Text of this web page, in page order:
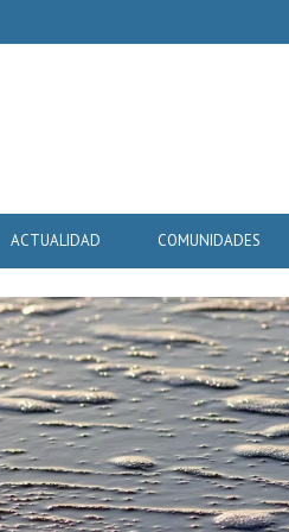
ACTUALIDAD COMUNIDADES